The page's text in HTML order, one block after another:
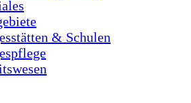
& Schulen